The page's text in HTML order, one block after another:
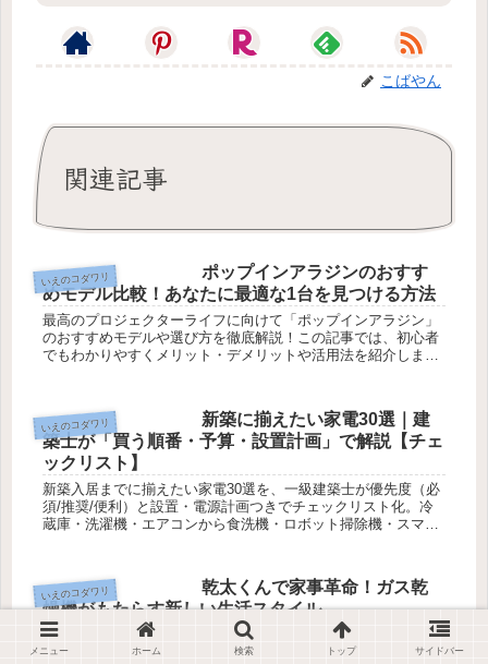
こばやん
関連記事
いえのコダワリ
ポップインアラジンのおすす
めモデル比較！あなたに最適な1台を見つける方法
最高のプロジェクターライフに向けて「ポップインアラジン」
のおすすめモデルや選び方を徹底解説！この記事では、初心者
でもわかりやすくメリット・デメリットや活用法を紹介しま
いえのコダワリ
新築に揃えたい家電30選｜建
築士が「買う順番・予算・設置計画」で解説【チェ
ックリスト】
新築入居までに揃えたい家電30選を、一級建築士が優先度（必
須/推奨/便利）と設置・電源計画つきでチェックリスト化。冷
蔵庫・洗濯機・エアコンから食洗機・ロボット掃除機・スマー
いえのコダワリ
乾太くんで家事革命！ガス乾
燥機がもたらす新しい生活スタイル
乾太くん（ガス乾燥機）で家事革命。乾燥の速さ・仕上がり・
設置のコツまで、建築士が暮らしが変わる理由を解説します。
メニュー ホーム 検索 トップ サイドバー